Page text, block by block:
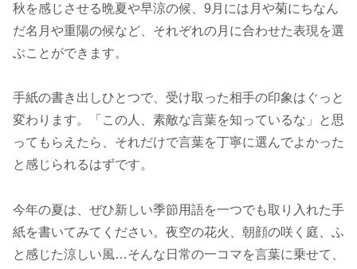
秋を感じさせる晩夏や早涼の候、9月には月や菊にちなん
だ名月や重陽の候など、それぞれの月に合わせた表現を選
ぶことができます。
手紙の書き出しひとつで、受け取った相手の印象はぐっと
変わります。「この人、素敵な言葉を知っているな」と思
ってもらえたら、それだけで言葉を丁寧に選んでよかった
と感じられるはずです。
今年の夏は、ぜひ新しい季節用語を一つでも取り入れた手
紙を書いてみてください。夜空の花火、朝顔の咲く庭、ふ
と感じた涼しい風…そんな日常の一コマを言葉に乗せて、